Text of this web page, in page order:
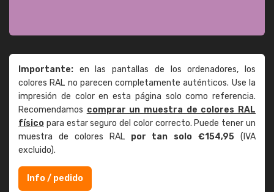
Importante: en las pantallas de los ordenadores, los
colores RAL no parecen completamente auténticos. Use la
impresión de color en esta página solo como referencia.
Recomendamos comprar un muestra de colores RAL
físico para estar seguro del color correcto. Puede tener un
muestra de colores RAL por tan solo €154,95 (IVA
excluido).
Info / pedido